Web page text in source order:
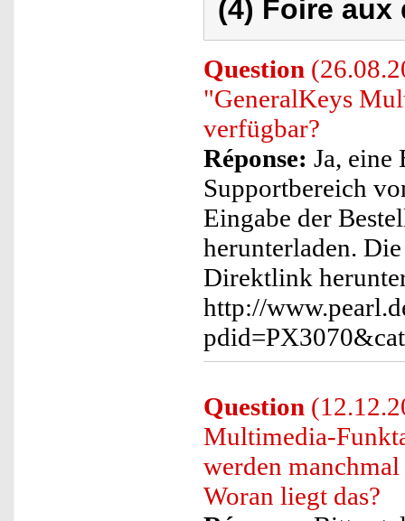
(4) Foire
Question
"GeneralKeys
verfügbar?
Réponse: Ja, eine
Supportbereich
Eingabe der
herunterladen.
Direktlink
http://
Question
Multimedia-
werden
Woran liegt das?